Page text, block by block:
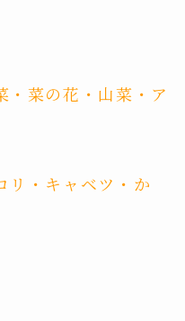
・菜の花・山菜・ア
リ・キャベツ・か